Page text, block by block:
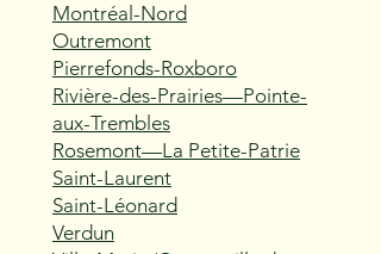
Montréal-Nord
Outremont
Pierrefonds-Roxboro
Rivière-des-Prairies—Pointe-
aux-Trembles
Rosemont—La Petite-Patrie
Saint-Laurent
Saint-Léonard
Verdun